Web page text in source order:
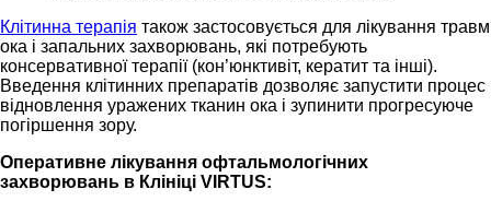
Клітинна терапія також застосовується для лікування травм
ока і запальних захворювань, які потребують
консервативної терапії (кон’юнктивіт, кератит та інші).
Введення клітинних препаратів дозволяє запустити процес
відновлення уражених тканин ока і зупинити прогресуюче
погіршення зору.
Оперативне лікування офтальмологічних
захворювань в Клініці VIRTUS: